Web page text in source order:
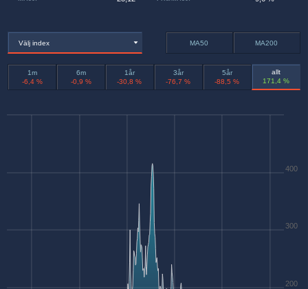
Välj index MA50 MA200
1m
-6,4 %
6m
-0,9 %
1år
-30,8 %
3år
-76,7 %
5år
-88,5 %
allt
171,4 %
200
300
400